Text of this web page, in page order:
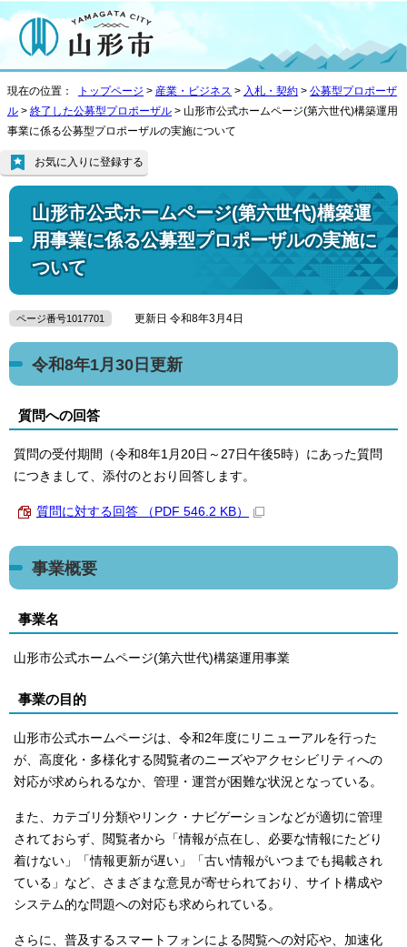
現在の位置： トップページ > 産業・ビジネス > 入札・契約 > 公募型プロポーザ
ル > 終了した公募型プロポーザル > 山形市公式ホームページ(第六世代)構築運用
事業に係る公募型プロポーザルの実施について
山形市公式ホームページ(第六世代)構築運
用事業に係る公募型プロポーザルの実施に
ついて
お気に入りに登録する
ページ番号1017701 更新日 令和8年3月4日
令和8年1月30日更新
質問への回答
質問の受付期間（令和8年1月20日～27日午後5時）にあった質問
につきまして、添付のとおり回答します。
質問に対する回答 （PDF 546.2 KB）
事業概要
事業名
山形市公式ホームページ(第六世代)構築運用事業
事業の目的
山形市公式ホームページは、令和2年度にリニューアルを行った
が、高度化・多様化する閲覧者のニーズやアクセシビリティへの
対応が求められるなか、管理・運営が困難な状況となっている。
また、カテゴリ分類やリンク・ナビゲーションなどが適切に管理
されておらず、閲覧者から「情報が点在し、必要な情報にたどり
着けない」「情報更新が遅い」「古い情報がいつまでも掲載され
ている」など、さまざまな意見が寄せられており、サイト構成や
システム的な問題への対応も求められている。
さらに、普及するスマートフォンによる閲覧への対応や、加速化